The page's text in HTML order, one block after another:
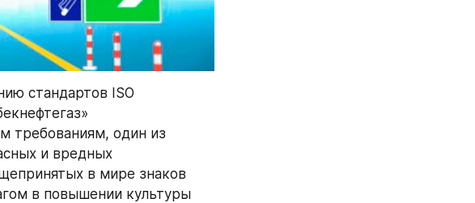
стандартов ISO
требованиям, один из
и вредных
в мире знаков
в повышении культуры